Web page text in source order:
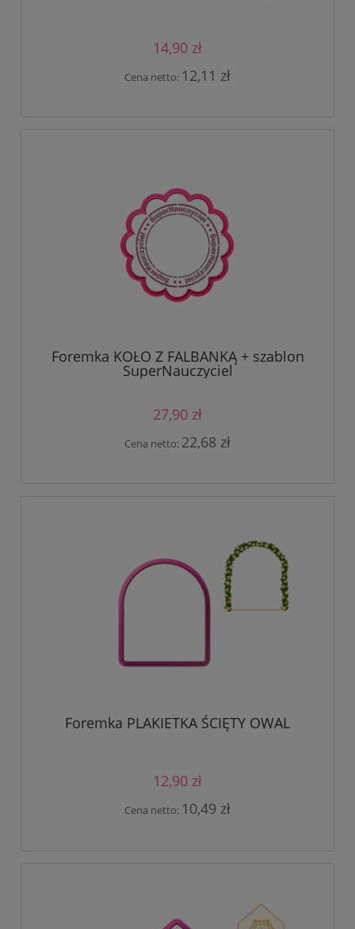
14,90 zł
Cena netto: 12,11 zł
Foremka KOŁO Z FALBANKĄ + szablon
SuperNauczyciel
27,90 zł
Cena netto: 22,68 zł
Foremka PLAKIETKA ŚCIĘTY OWAL
12,90 zł
Cena netto: 10,49 zł